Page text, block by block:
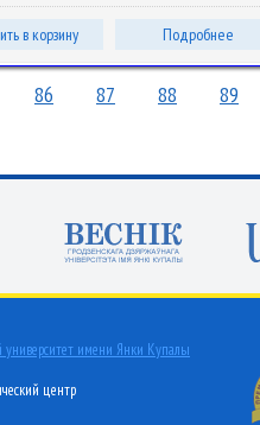
в корзину Подробнее
86 87 88 89
университет имени Янки Купалы
центр